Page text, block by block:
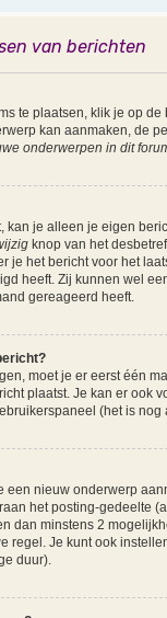
van berichten
te plaatsen, klik je op
kan aanmaken, de
onderwerpen in dit
kan je alleen je eigen
knop van het
je het bericht voor het
heeft. Zij kunnen wel
gereageerd heeft.
moet je er eerst één
plaatst. Je kan er ook
(het is
nieuw onderwerp
het posting-gedeelte
dan minstens 2
regel. Je kunt ook
duur).